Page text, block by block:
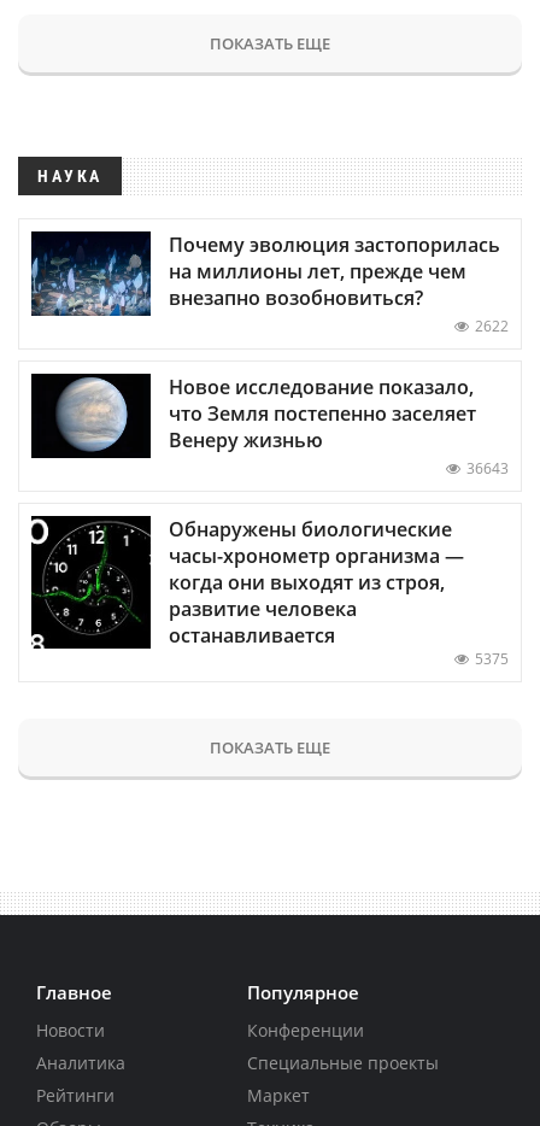
ПОКАЗАТЬ ЕЩЕ
НАУКА
Почему эволюция застопорилась
на миллионы лет, прежде чем
внезапно возобновиться?
2622
Новое исследование показало,
что Земля постепенно заселяет
Венеру жизнью
36643
Обнаружены биологические
часы-хронометр организма —
когда они выходят из строя,
развитие человека
останавливается
5375
ПОКАЗАТЬ ЕЩЕ
Главное
Новости
Аналитика
Рейтинги
Популярное
Конференции
Специальные проекты
Маркет